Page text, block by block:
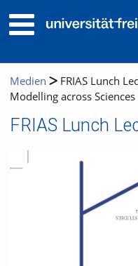
Medien
FRIAS Lunch
Modelling across Sciences